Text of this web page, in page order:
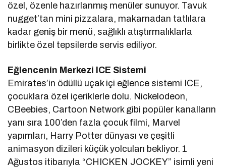
özel, özenle hazırlanmış menüler sunuyor. Tavuk
nugget’tan mini pizzalara, makarnadan tatlılara
kadar geniş bir menü, sağlıklı atıştırmalıklarla
birlikte özel tepsilerde servis ediliyor.
Eğlencenin Merkezi ICE Sistemi
Emirates’in ödüllü uçak içi eğlence sistemi ICE,
çocuklara özel içeriklerle dolu. Nickelodeon,
CBeebies, Cartoon Network gibi popüler kanalların
yanı sıra 100’den fazla çocuk filmi, Marvel
yapımları, Harry Potter dünyası ve çeşitli
animasyon dizileri küçük yolcuları bekliyor. 1
Ağustos itibarıyla “CHICKEN JOCKEY” isimli yeni